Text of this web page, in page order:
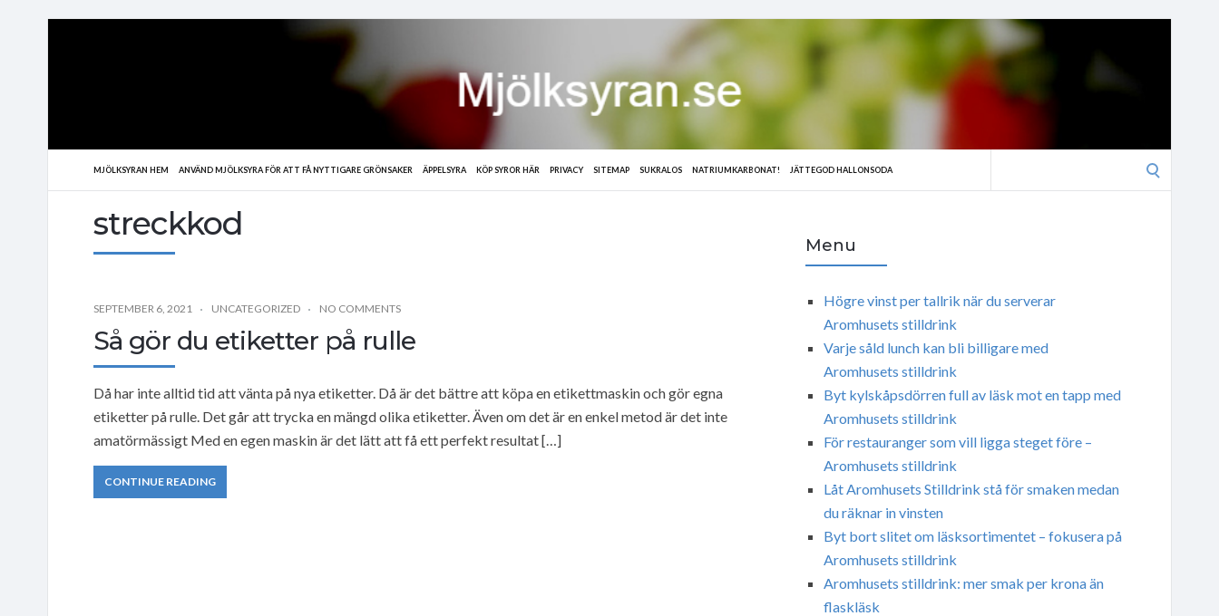
MJÖLKSYRAN HEM ANVÄND MJÖLKSYRA FÖR ATT FÅ NYTTIGARE GRÖNSAKER ÄPPELSYRA KÖP SYROR HÄR PRIVACY SITEMAP SUKRALOS NATRIUMKARBONAT! JÄTTEGOD HALLONSODA
streckkod
SEPTEMBER 6, 2021 UNCATEGORIZED NO COMMENTS
Så gör du etiketter på rulle
Då har inte alltid tid att vänta på nya etiketter. Då är det bättre att köpa en etikettmaskin och gör egna
etiketter på rulle. Det går att trycka en mängd olika etiketter. Även om det är en enkel metod är det inte
amatörmässigt Med en egen maskin är det lätt att få ett perfekt resultat […]
CONTINUE READING
Menu
Högre vinst per tallrik när du serverar
Aromhusets stilldrink
Varje såld lunch kan bli billigare med
Aromhusets stilldrink
Byt kylskåpsdörren full av läsk mot en tapp med
Aromhusets stilldrink
För restauranger som vill ligga steget före –
Aromhusets stilldrink
Låt Aromhusets Stilldrink stå för smaken medan
du räknar in vinsten
Byt bort slitet om läsksortimentet – fokusera på
Aromhusets stilldrink
Aromhusets stilldrink: mer smak per krona än
flaskläsk